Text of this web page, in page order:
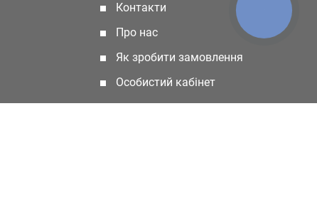
Контакти
Про нас
Як зробити замовлення
Особистий кабінет